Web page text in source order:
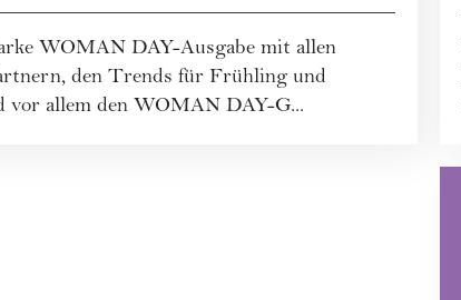
WOMAN DAY-Ausgabe mit allen
den Trends für Frühling und
vor allem den WOMAN DAY-G...